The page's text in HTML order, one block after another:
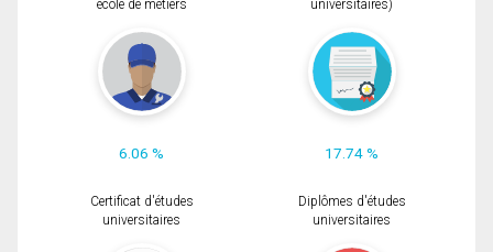
école de métiers
6.06 %
universitaires)
17.74 %
Certificat d'études
universitaires
Diplômes d'études
universitaires